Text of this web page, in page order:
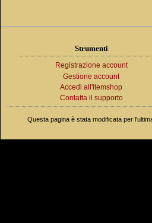
Strumenti
Registrazione account
Gestione account
Accedi all'itemshop
Contatta il supporto
Questa pagina è stata modificata per